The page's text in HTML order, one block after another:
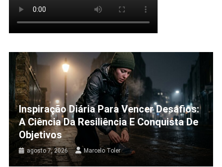
Inspiração Diária Para Vencer Desafios:
A Ciência Da Resiliência E Conquista De
Objetivos
agosto 7, 2026 Marcelo Toler